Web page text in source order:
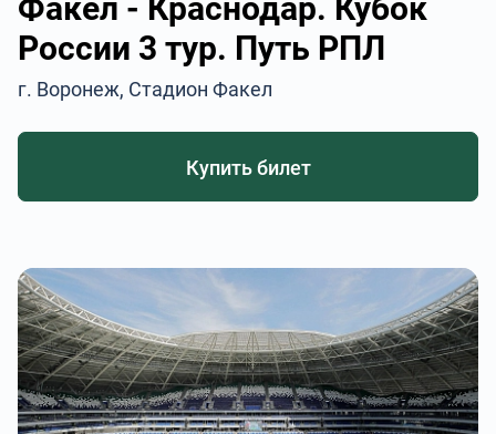
Факел - Краснодар. Кубок
России 3 тур. Путь РПЛ
г. Воронеж, Стадион Факел
Купить билет